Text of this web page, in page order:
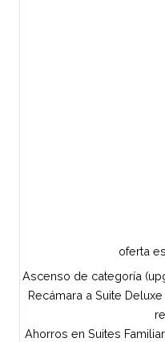
oferta
Ascenso de categoría
Recámara a Suite
Ahorros en Suites